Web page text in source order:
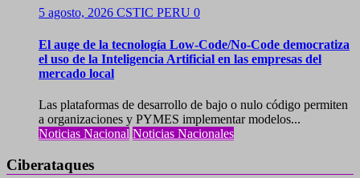
5 agosto, 2026 CSTIC PERU 0
El auge de la tecnología Low-Code/No-Code democratiza
el uso de la Inteligencia Artificial en las empresas del
mercado local
Las plataformas de desarrollo de bajo o nulo código permiten
a organizaciones y PYMES implementar modelos...
Noticias Nacional Noticias Nacionales
Ciberataques